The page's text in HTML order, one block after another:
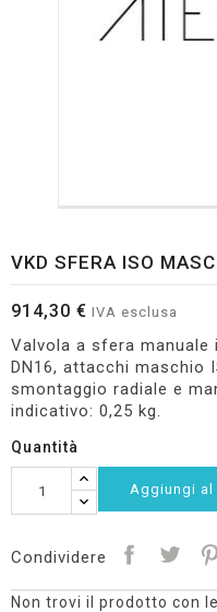
VKD SFERA ISO
914,30 € IVA esclusa
Valvola a sfera manuale
DN16, attacchi maschio
smontaggio radiale e
indicativo: 0,25 kg.
Quantità
Aggiungi al
Condividere
Non trovi il prodotto con